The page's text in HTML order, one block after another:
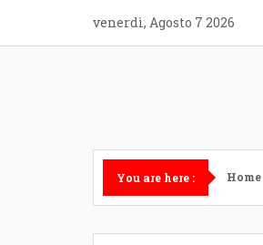
content
venerdì, Agosto 7 2026
You are here : Home